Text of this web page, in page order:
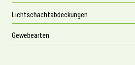
Lichtschachtabdeckungen
Gewebearten